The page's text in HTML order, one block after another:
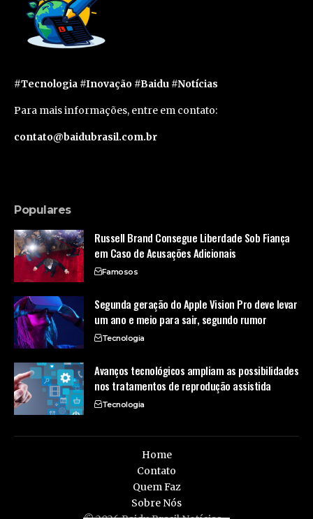
#Tecnologia #Inovação #Baidu #Notícias
Para mais informações, entre em contato:
contato@baidubrasil.com.br
Populares
Russell Brand Consegue Liberdade Sob Fiança
em Caso de Acusações Adicionais
Famosos
Segunda geração do Apple Vision Pro deve levar
um ano e meio para sair, segundo rumor
Tecnologia
Avanços tecnológicos ampliam as possibilidades
nos tratamentos de reprodução assistida
Tecnologia
Home
Contato
Quem Faz
Sobre Nós